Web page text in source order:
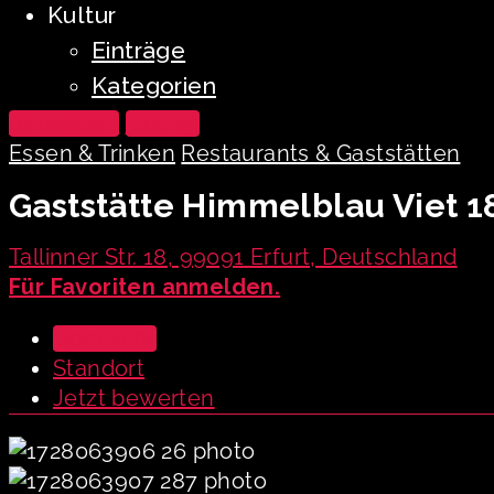
Kultur
Einträge
Kategorien
Essen & Trinken Restaurants & Gaststätten
Gaststätte Himmelblau Viet
Tallinner Str. 18, 99091 Erfurt, Deutschland
Für Favoriten anmelden.
Standort
Jetzt bewerten